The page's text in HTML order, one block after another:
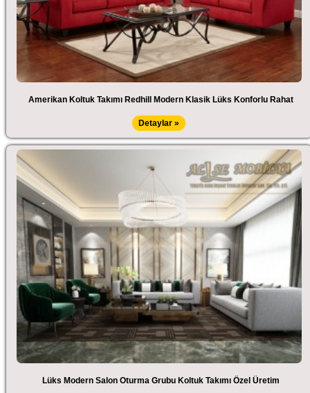
Amerikan Koltuk Takımı Redhill Modern Klasik Lüks Konforlu Rahat
Detaylar »
Lüks Modern Salon Oturma Grubu Koltuk Takımı Özel Üretim